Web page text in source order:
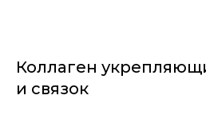
Коллаген
и связок